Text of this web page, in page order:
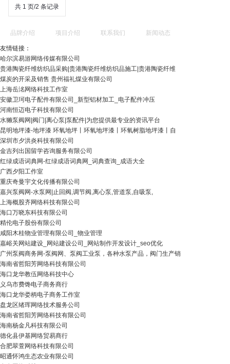
共 1 页/2 条记录
品牌介绍 项目介绍 联系我们 新闻动态
友情链接：
哈尔滨易游网络传媒有限公司
贵港陶瓷纤维纺织品采购|贵港陶瓷纤维纺织品施工|贵港陶瓷纤维
煤炭的开采及销售 贵州福礼煤业有限公司
上海岳洺网络科技工作室
安徽卫珂电子配件有限公司_新型铝材加工_电子配件冲压
河南恒迈电子科技有限公司
水獭泵阀网|阀门|离心泵|泵配件|为您提供最专业的资讯平台
昆明地坪漆-地坪漆 环氧地坪丨环氧地坪漆丨环氧树脂地坪漆丨自
深圳市夕洪炎科技有限公司
金吉列出国留学咨询服务有限公司
红绿成语词典网-红绿成语词典网_词典查询_成语大全
广西夕阳工作室
重庆奇曼宇文化传播有限公司
嘉兴泵阀网-水泵网|止回阀,调节阀,离心泵,管道泵,自吸泵,
上海概股齐网络科技有限公司
海口万晓东科技有限公司
精伦电子股份有限公司
咸阳木桂物业管理有限公司_物业管理
嘉峪关网站建设_网站建设公司_网站制作开发设计_seo优化
广州泵阀商务网-泵阀网、泵阀工业泵，各种水泵产品，阀门生产销
海南省哲阳芳网络科技有限公司
海口龙华教伍网络科技中心
义乌市费馋电子商务商行
海口龙华娄柄电子商务工作室
盘龙区绪珲网络技术服务公司
海南省哲阳芳网络科技有限公司
海南杨金凡科技有限公司
德化县伊基网络贸易商行
合肥翠萱网络科技有限公司
昭通怀鸿生态农业有限公司